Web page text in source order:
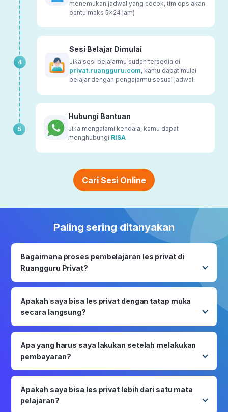
menemukan jadwal yang cocok, tim ops akan
bantu maks 5x24 jam)
4
Sesi Belajar Dimulai
Jika sesi belajarmu sudah tersedia di
privat.ruangguru.com, kamu dapat mulai
belajar dengan pengajarmu sesuai jadwal.
5
Hubungi Bantuan
Jika mengalami kendala, kamu dapat
menghubungi RISA
Cari Sesi Online
Paling sering ditanyakan
Bagaimana proses pembelajaran les privat di
Ruangguru Privat?
Les privat dapat dilakukan sesuai kebutuhanmu,
baik online melalui video call di platform
Ruangguru Privat maupun tatap muka di rumah.
Apakah saya bisa les privat dengan tatap muka
secara langsung?
Bisa. Namun, ketersediaan pengajar les privat
WhatsApp Official Ruangguru Privat melalui
081568406975 untuk memastikan ketersediaan
Apa yang harus saya lakukan setelah melakukan
pembayaran?
Kamu dapat pesan sesi les privat dengan jadwal
belajar dan pengajar sesuai dengan
kebutuhanmu melalui privat.ruangguru.com.
Pastikan kamu memiliki credit sesi tersedia.
Apakah saya bisa les privat lebih dari satu mata
pelajaran?